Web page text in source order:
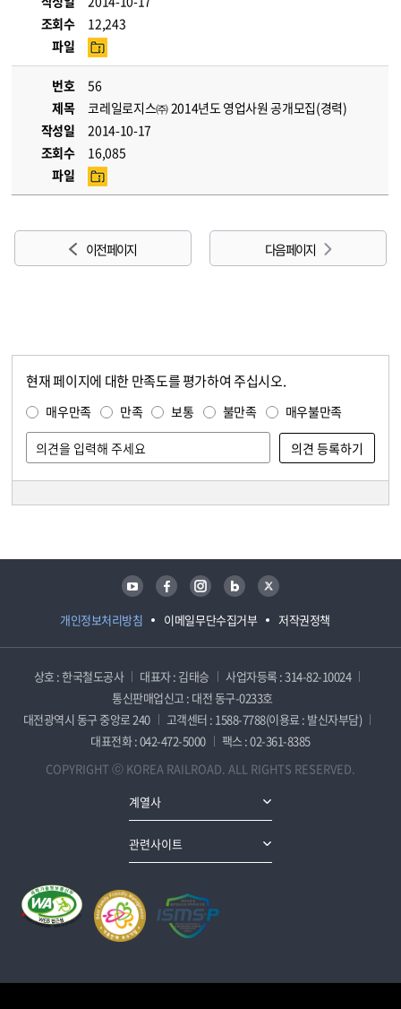
조회수
12,243
파일
번호
56
제목
코레일로지스㈜ 2014년도 영업사원 공개모집(경력)
작성일
2014-10-17
조회수
16,085
파일
이전 페이지 다음 페이지
현재 페이지에 대한 만족도를 평가하여 주십시오.
매우만족 만족 보통 불만족 매우불만족
개인정보처리방침 이메일무단수집거부 저작권정책
유튜브 페이스북 인스타그램 블로그 트위터
상호 : 한국철도공사 대표자 : 김태승
사업자등록 : 314-82-10024
통신판매업신고 : 대전 동구-0233호
대전광역시 동구 중앙로 240
고객센터 : 1588-7788(이용료 : 발신자부담)
대표전화 : 042-472-5000
팩스 : 02-361-8385
COPYRIGHT ⓒ KOREA RAILROAD. ALL RIGHTS RESERVED.
계열사
관련사이트